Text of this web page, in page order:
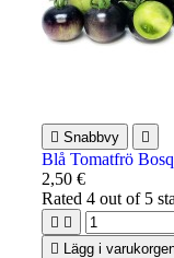
 Snabbvy 
Blå Tomatfrö
2,50 €
Rated4 out of 5
 
 Lägg i